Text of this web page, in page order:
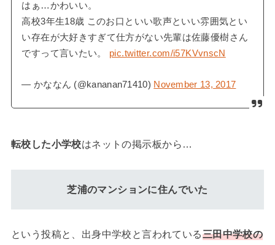
はぁ…かわいい。
高校3年生18歳 このお口といい歌声といい雰囲気とい
い存在が大好きすぎて仕方がない先輩は佐藤優樹さん
ですって言いたい。 pic.twitter.com/i57KVvnscN
— かななん (@kananan71410) November 13, 2017
転校した小学校はネットの掲示板から…
芝浦のマンションに住んでいた
という投稿と、出身中学校と言われている三田中学校の